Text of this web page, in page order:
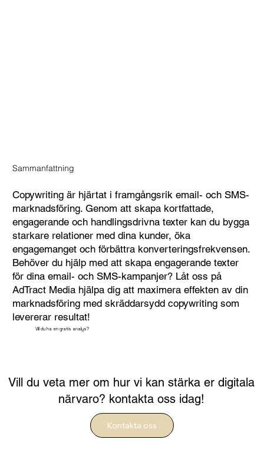
Sammanfattning
Copywriting är hjärtat i framgångsrik email- och SMS-
marknadsföring. Genom att skapa kortfattade,
engagerande och handlingsdrivna texter kan du bygga
starkare relationer med dina kunder, öka
engagemanget och förbättra konverteringsfrekvensen.
Behöver du hjälp med att skapa engagerande texter
för dina email- och SMS-kampanjer? Låt oss på
AdTract Media hjälpa dig att maximera effekten av din
marknadsföring med skräddarsydd copywriting som
levererar resultat!
Vill du ha en gratis analys?
Vill du veta mer om hur vi kan stärka er digitala
närvaro? kontakta oss idag!
Kontakta oss